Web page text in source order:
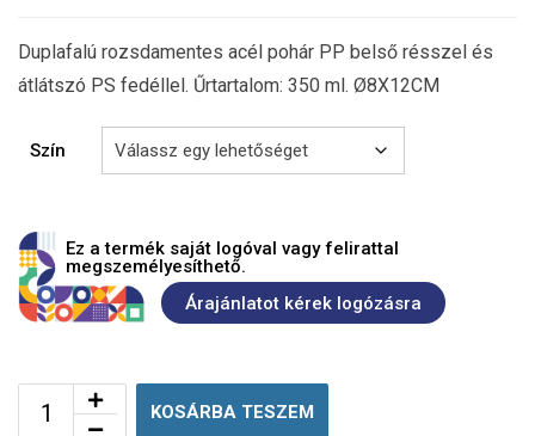
Duplafalú rozsdamentes acél pohár PP belső résszel és
átlátszó PS fedéllel. Űrtartalom: 350 ml. Ø8X12CM
Szín
Ez a termék saját logóval vagy felirattal
megszemélyesíthető.
Árajánlatot kérek logózásra
KOSÁRBA TESZEM